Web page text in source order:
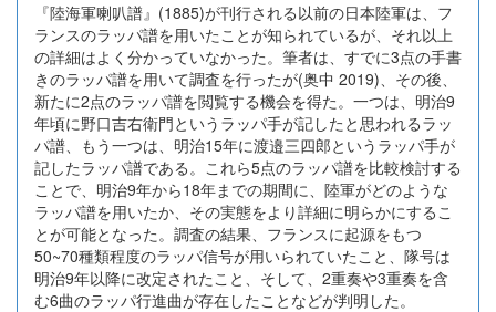
『陸海軍喇叭譜』(1885)が刊行される以前の日本陸軍は、フ
ランスのラッパ譜を用いたことが知られているが、それ以上
の詳細はよく分かっていなかった。筆者は、すでに3点の手書
きのラッパ譜を用いて調査を行ったが(奥中 2019)、その後、
新たに2点のラッパ譜を閲覧する機会を得た。一つは、明治9
年頃に野口吉右衛門というラッパ手が記したと思われるラッ
パ譜、もう一つは、明治15年に渡邉三四郎というラッパ手が
記したラッパ譜である。これら5点のラッパ譜を比較検討する
ことで、明治9年から18年までの期間に、陸軍がどのような
ラッパ譜を用いたか、その実態をより詳細に明らかにするこ
とが可能となった。調査の結果、フランスに起源をもつ
50~70種類程度のラッパ信号が用いられていたこと、隊号は
明治9年以降に改定されたこと、そして、2重奏や3重奏を含
む6曲のラッパ行進曲が存在したことなどが判明した。